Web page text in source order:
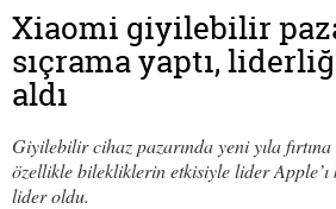
Xiaomi giyilebilir
sıçrama yaptı,
aldı
Giyilebilir cihaz pazarında yeni yıla
özellikle bilekliklerin etkisiyle lider
lider oldu.